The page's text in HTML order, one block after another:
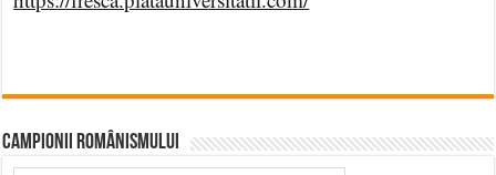
CAMPIONII ROMÂNISMULUI